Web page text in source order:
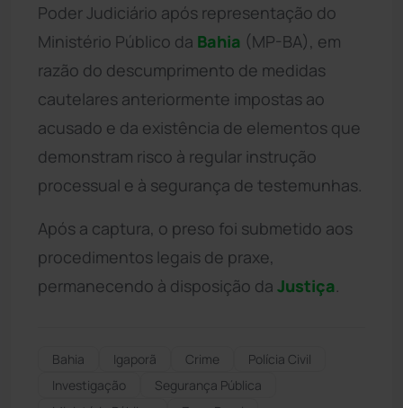
Poder Judiciário após representação do
Ministério Público da Bahia (MP-BA), em
razão do descumprimento de medidas
cautelares anteriormente impostas ao
acusado e da existência de elementos que
demonstram risco à regular instrução
processual e à segurança de testemunhas.
Após a captura, o preso foi submetido aos
procedimentos legais de praxe,
permanecendo à disposição da Justiça
Bahia Igaporã Crime
Polícia Civil
Investigação
Segurança Pública